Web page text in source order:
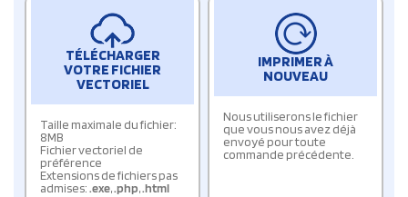
TÉLÉCHARGER
VOTRE FICHIER
VECTORIEL
Taille maximale du fichier:
8MB
Fichier vectoriel de
préférence
Extensions de fichiers pas
admises:.exe,.php,.html
IMPRIMER À
NOUVEAU
Nous utiliserons le fichier
que vous nous avez déjà
envoyé pour toute
commande précédente.